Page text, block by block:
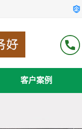
客户案例